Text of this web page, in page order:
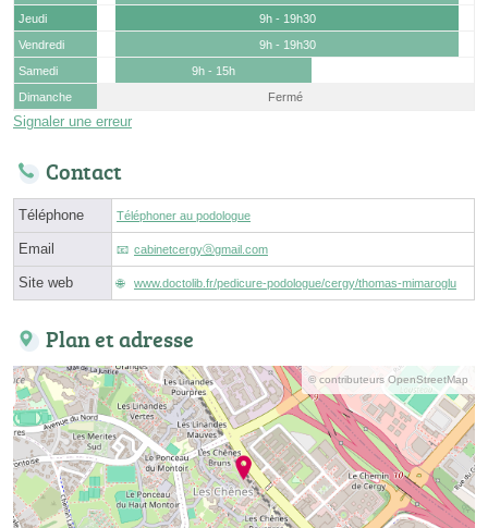
Jeudi
9h - 19h30
Vendredi
9h - 19h30
Samedi
9h - 15h
Dimanche
Fermé
Signaler une erreur
Contact
Téléphone Téléphoner au podologue
Email cabinetcergyⓐgmail.com
Site web www.doctolib.fr/pedicure-podologue/cergy/thomas-mimaroglu
Plan et adresse
© contributeurs OpenStreetMap